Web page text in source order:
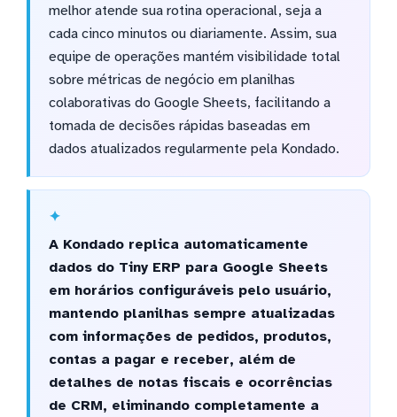
melhor atende sua rotina operacional, seja a
cada cinco minutos ou diariamente. Assim, sua
equipe de operações mantém visibilidade total
sobre métricas de negócio em planilhas
colaborativas do Google Sheets, facilitando a
tomada de decisões rápidas baseadas em
dados atualizados regularmente pela Kondado.
A Kondado replica automaticamente
dados do Tiny ERP para Google Sheets
em horários configuráveis pelo usuário,
mantendo planilhas sempre atualizadas
com informações de pedidos, produtos,
contas a pagar e receber, além de
detalhes de notas fiscais e ocorrências
de CRM, eliminando completamente a